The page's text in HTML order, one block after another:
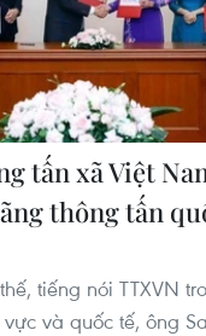
tấn xã Việt
thông tấn
tiếng nói TTXVN
và quốc tế, ông